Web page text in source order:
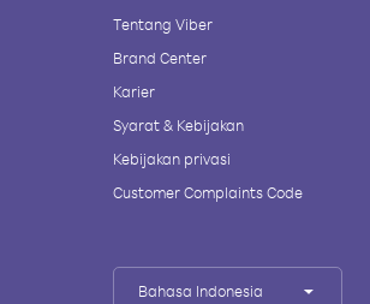
Tentang Viber
Brand Center
Karier
Syarat & Kebijakan
Kebijakan privasi
Customer Complaints Code
Bahasa Indonesia